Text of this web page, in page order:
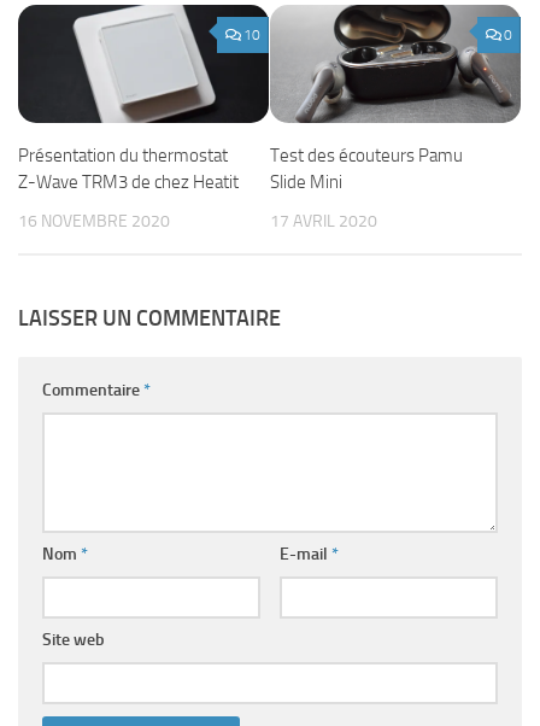
10
Présentation du thermostat
Z-Wave TRM3 de chez Heatit
16 NOVEMBRE 2020
0
Test des écouteurs Pamu
Slide Mini
17 AVRIL 2020
LAISSER UN COMMENTAIRE
Commentaire*
Nom * E-mail *
Site web